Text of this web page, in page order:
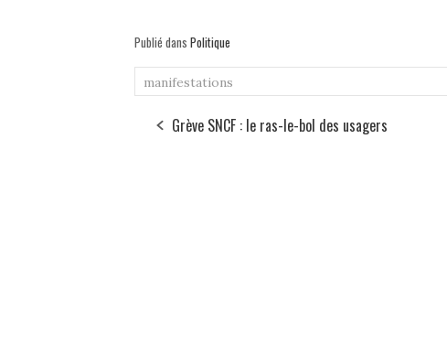
Publié dans Politique
manifestations
Grève SNCF : le ras-le-bol des usagers